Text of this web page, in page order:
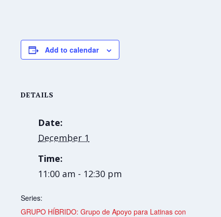
Add to calendar
DETAILS
Date:
December 1
Time:
11:00 am - 12:30 pm
Series:
GRUPO HÍBRIDO: Grupo de Apoyo para Latinas con